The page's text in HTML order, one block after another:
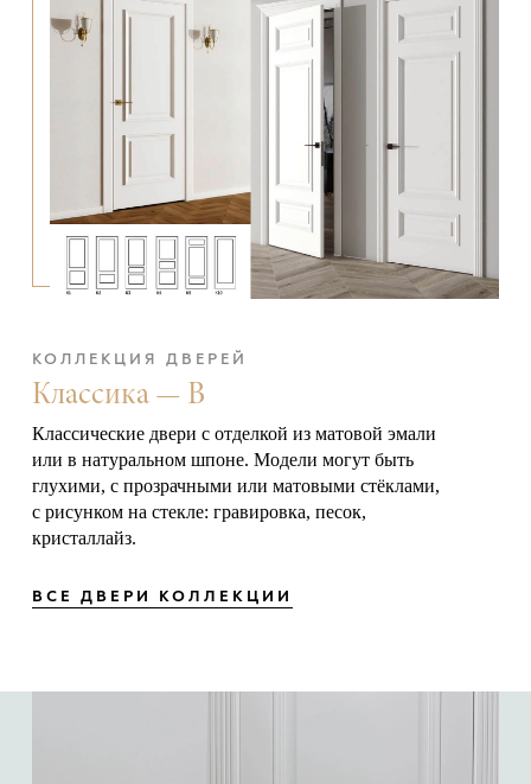
КОЛЛЕКЦИЯ ДВЕРЕЙ
Классика — В
Классические двери с отделкой из матовой эмали
или в натуральном шпоне. Модели могут быть
глухими, с прозрачными или матовыми стёклами,
с рисунком на стекле: гравировка, песок,
кристаллайз.
ВСЕ ДВЕРИ КОЛЛЕКЦИИ